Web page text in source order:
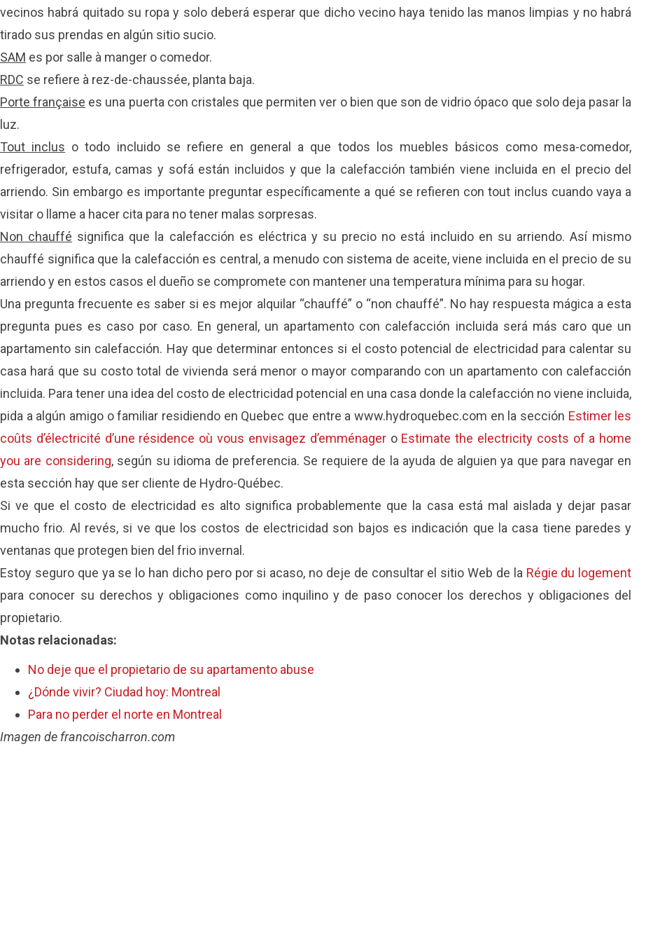
vecinos habrá quitado su ropa y solo deberá esperar que dicho vecino haya tenido las manos limpias y no habrá
tirado sus prendas en algún sitio sucio.
SAM es por salle à manger o comedor.
RDC se refiere à rez-de-chaussée, planta baja.
Porte française es una puerta con cristales que permiten ver o bien que son de vidrio ópaco que solo deja pasar la
luz.
Tout inclus o todo incluido se refiere en general a que todos los muebles básicos como mesa-comedor,
refrigerador, estufa, camas y sofá están incluidos y que la calefacción también viene incluida en el precio del
arriendo. Sin embargo es importante preguntar específicamente a qué se refieren con tout inclus cuando vaya a
visitar o llame a hacer cita para no tener malas sorpresas.
Non chauffé significa que la calefacción es eléctrica y su precio no está incluido en su arriendo. Así mismo
chauffé significa que la calefacción es central, a menudo con sistema de aceite, viene incluida en el precio de su
arriendo y en estos casos el dueño se compromete con mantener una temperatura mínima para su hogar.
Una pregunta frecuente es saber si es mejor alquilar “chauffé” o “non chauffé”. No hay respuesta mágica a esta
pregunta pues es caso por caso. En general, un apartamento con calefacción incluida será más caro que un
apartamento sin calefacción. Hay que determinar entonces si el costo potencial de electricidad para calentar su
casa hará que su costo total de vivienda será menor o mayor comparando con un apartamento con calefacción
incluida. Para tener una idea del costo de electricidad potencial en una casa donde la calefacción no viene incluida,
pida a algún amigo o familiar residiendo en Quebec que entre a www.hydroquebec.com en la sección Estimer les
coûts d’électricité d’une résidence où vous envisagez d’emménagero Estimate the electricity costs of a home
you are considering, según su idioma de preferencia. Se requiere de la ayuda de alguien ya que para navegar en
esta sección hay que ser cliente de Hydro-Québec.
Si ve que el costo de electricidad es alto significa probablemente que la casa está mal aislada y dejar pasar
mucho frio. Al revés, si ve que los costos de electricidad son bajos es indicación que la casa tiene paredes y
ventanas que protegen bien del frio invernal.
Estoy seguro que ya se lo han dicho pero por si acaso, no deje de consultar el sitio Web de la Régie du logement
para conocer su derechos y obligaciones como inquilino y de paso conocer los derechos y obligaciones del
propietario.
Notas relacionadas:
No deje que el propietario de su apartamento abuse
¿Dónde vivir? Ciudad hoy: Montreal
Para no perder el norte en Montreal
Imagen de francoischarron.com